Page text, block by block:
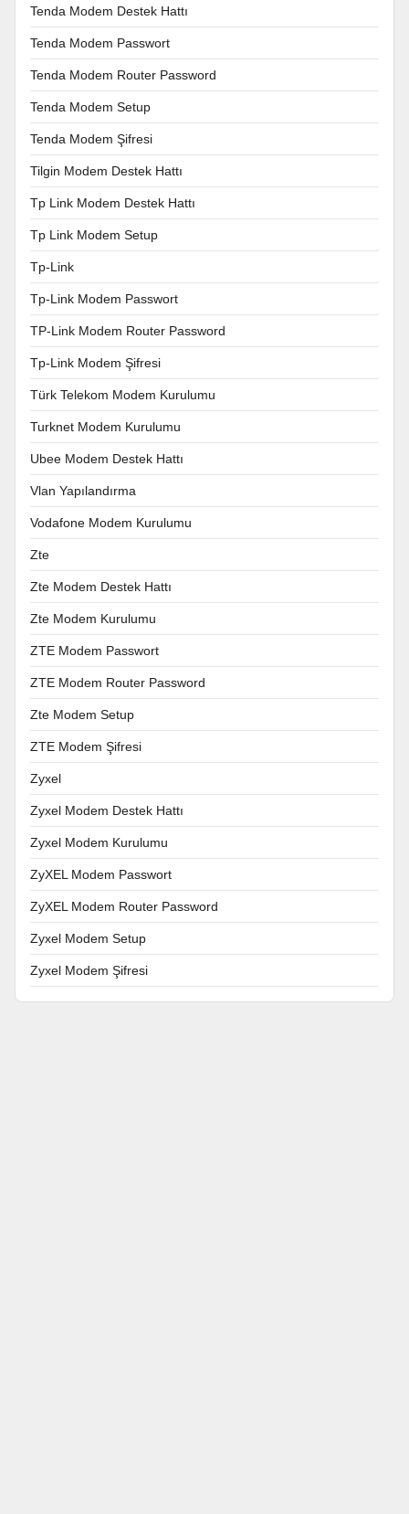
Tenda Modem Destek Hattı
Tenda Modem Passwort
Tenda Modem Router Password
Tenda Modem Setup
Tenda Modem Şifresi
Tilgin Modem Destek Hattı
Tp Link Modem Destek Hattı
Tp Link Modem Setup
Tp-Link
Tp-Link Modem Passwort
TP-Link Modem Router Password
Tp-Link Modem Şifresi
Türk Telekom Modem Kurulumu
Turknet Modem Kurulumu
Ubee Modem Destek Hattı
Vlan Yapılandırma
Vodafone Modem Kurulumu
Zte
Zte Modem Destek Hattı
Zte Modem Kurulumu
ZTE Modem Passwort
ZTE Modem Router Password
Zte Modem Setup
ZTE Modem Şifresi
Zyxel
Zyxel Modem Destek Hattı
Zyxel Modem Kurulumu
ZyXEL Modem Passwort
ZyXEL Modem Router Password
Zyxel Modem Setup
Zyxel Modem Şifresi